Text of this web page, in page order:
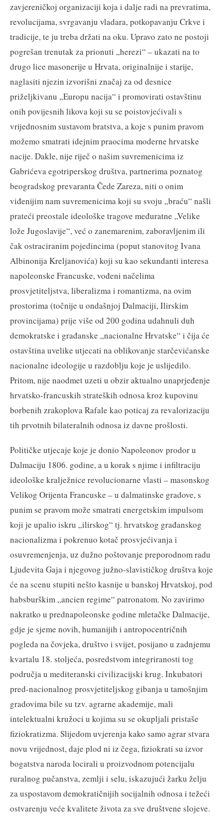
zavjereničkoj organizaciji koja i dalje radi na prevratima,
revolucijama, svrgavanju vladara, potkopavanju Crkve i
tradicije, te ju treba držati na oku. Upravo zato ne postoji
pogrešan trenutak za prionuti „herezi“ – ukazati na to
drugo lice masonerije u Hrvata, originalnije i starije,
naglasiti njezin izvorišni značaj za od desnice
priželjkivanu „Europu nacija“ i promovirati ostavštinu
onih povijesnih likova koji su se poistovjećivali s
vrijednosnim sustavom bratstva, a koje s punim pravom
možemo smatrati idejnim praocima moderne hrvatske
nacije. Dakle, nije riječ o našim suvremenicima iz
Gabrićeva egotriperskog društva, partnerima poznatog
beogradskog prevaranta Čede Zareza, niti o onim
viđenijim nam suvremenicima koji su svoju „braću“ našli
prateći preostale ideološke tragove međuratne „Velike
lože Jugoslavije“, već o zanemarenim, zaboravljenim ili
čak ostraciranim pojedincima (poput stanovitog Ivana
Albinonija Kreljanovića) koji su kao sekundanti interesa
napoleonske Francuske, vođeni načelima
prosvjetiteljstva, liberalizma i romantizma, na ovim
prostorima (točnije u ondašnjoj Dalmaciji, Ilirskim
provincijama) prije više od 200 godina udahnuli duh
demokratske i građanske „nacionalne Hrvatske“ i čija će
ostavština uvelike utjecati na oblikovanje starčevićanske
nacionalne ideologije u razdoblju koje je uslijedilo.
Pritom, nije naodmet uzeti u obzir aktualno unaprjeđenje
hrvatsko-francuskih strateških odnosa kroz kupovinu
borbenih zrakoplova Rafale kao poticaj za revalorizaciju
tih prvotnih bilateralnih odnosa iz davne prošlosti.
Političke utjecaje koje je donio Napoleonov prodor u
Dalmaciju 1806. godine, a u korak s njime i infiltraciju
ideološke kralježnice revolucionarne vlasti – masonskog
Velikog Orijenta Francuske – u dalmatinske gradove, s
punim se pravom može smatrati energetskim impulsom
koji je upalio iskru „ilirskog“ tj. hrvatskog građanskog
nacionalizma i pokrenuo kotač prosvjećivanja i
osuvremenjenja, uz dužno poštovanje preporodnom radu
Ljudevita Gaja i njegovog južno-slavističkog društva koje
će na scenu stupiti nešto kasnije u banskoj Hrvatskoj, pod
habsburškim „ancien regime“ patronatom. No zavirimo
nakratko u prednapoleonske godine mletačke Dalmacije,
gdje je sjeme novih, humanijih i antropocentričnih
pogleda na čovjeka, društvo i svijet, posijano u zadnjemu
kvartalu 18. stoljeća, posredstvom integriranosti tog
područja u mediteranski civilizacijski krug. Inkubatori
pred-nacionalnog prosvjetiteljskog gibanja u tamošnjim
gradovima bile su tzv. agrarne akademije, mali
intelektualni kružoci u kojima su se okupljali pristaše
fiziokratizma. Slijedom uvjerenja kako samo agrar stvara
novu vrijednost, daje plod ni iz čega, fiziokrati su izvor
bogatstva naroda locirali u proizvodnom potencijalu
ruralnog pučanstva, zemlji i selu, iskazujući žarku želju
za uspostavom demokratičnijih socijalnih odnosa i težeći
ostvarenju veće kvalitete života za sve društvene slojeve.